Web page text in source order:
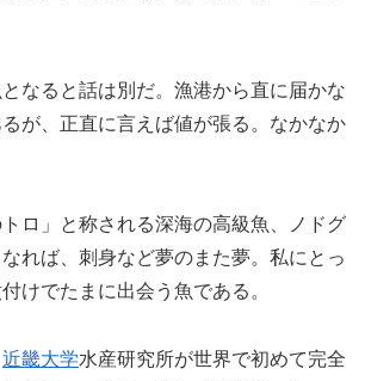
なると話は別だ。漁港から直に届かな
が、正直に言えば値が張る。なかなか
ロ」と称される深海の高級魚、ノドグ
れば、刺身など夢のまた夢。私にとっ
けでたまに出会う魚である。
近畿大学水産研究所が世界で初めて完全